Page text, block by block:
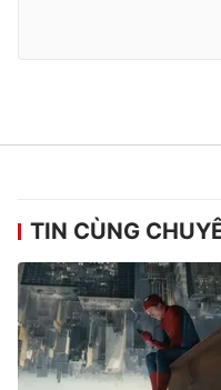
TIN CÙNG